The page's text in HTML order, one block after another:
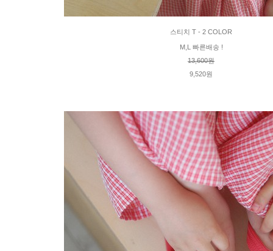
스티치 T - 2 COLOR
M,L 빠른배송 !
13,600원
9,520원